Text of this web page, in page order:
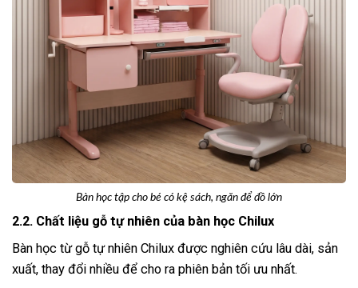
Bàn học tập cho bé có kệ sách, ngăn để đồ lớn
2.2. Chất liệu gỗ tự nhiên của bàn học Chilux
Bàn học từ gỗ tự nhiên Chilux được nghiên cứu lâu dài, sản
xuất, thay đổi nhiều để cho ra phiên bản tối ưu nhất.